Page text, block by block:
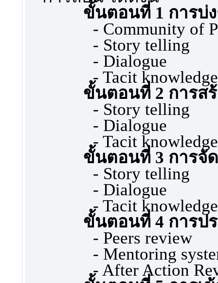
ขั้นตอนที่ 1 การบ่
- Community of
- Story telling
- Dialogue
- Tacit
ขั้นตอนที่ 2 การสร้
- Story telling
- Dialogue
- Tacit
ขั้นตอนที่ 3 การจัด
- Story telling
- Dialogue
- Tacit
ขั้นตอนที่ 4 การปร
- Peers review
- Mentoring
- After Action